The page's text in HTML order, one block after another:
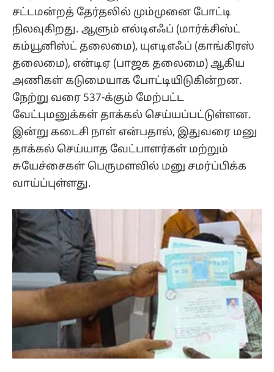
சட்டமன்றத் தேர்தலில் மும்முனை போட்டி
நிலவுகிறது. ஆளும் எல்டிஎஃப் (மார்க்சிஸ்ட்
கம்யூனிஸ்ட் தலைமை), யுஎடிஎஃப் (காங்கிரஸ்
தலைமை), என்டிஏ (பாஜக தலைமை) ஆகிய
அணிகள் கடுமையாக போட்டியிடுகின்றன.
நேற்று வரை 537-க்கும் மேற்பட்ட
வேட்புமனுக்கள் தாக்கல் செய்யப்பட்டுள்ளன.
இன்று கடைசி நாள் என்பதால், இதுவரை மனு
தாக்கல் செய்யாத வேட்பாளர்கள் மற்றும்
சுயேச்சைகள் பெருமளவில் மனு சமர்ப்பிக்க
வாய்ப்புள்ளது.